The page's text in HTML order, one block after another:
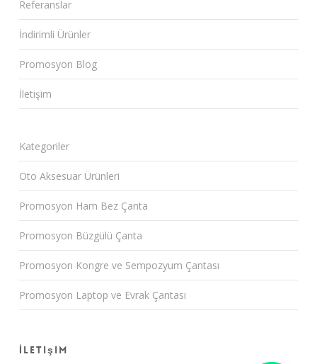
Referanslar
İndirimli Ürünler
Promosyon Blog
İletişim
Kategoriler
Oto Aksesuar Ürünleri
Promosyon Ham Bez Çanta
Promosyon Büzgülü Çanta
Promosyon Kongre ve Sempozyum Çantası
Promosyon Laptop ve Evrak Çantası
İletişim